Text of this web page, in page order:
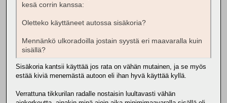
kesä corrin kanssa:
Oletteko käyttäneet autossa sisäkoria?
Mennänkö ulkoradoilla jostain syystä eri maavaralla kuin
sisällä?
Sisäkoria kantsii käyttää jos rata on vähän mutainen, ja se myös
estää kiviä menemästä autoon eli ihan hyvä käyttää kyllä.
Verrattuna tikkurilan radalle nostaisin luultavasti vähän